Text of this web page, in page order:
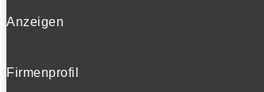
Anzeigen
Firmenprofil